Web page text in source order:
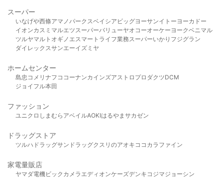
スーパー
いなげや西條アマノパークスベイシア ビッグヨーサンイトーヨーカドー
イオンカスミ マルエツスーパーバリューヤオコーオーケー ヨークベニマル
ツルヤマルト オギノ エスマート ライフ業務スーパーいかり フジグラン
ダイレックスサンエーイズミヤ
ホームセンター
島忠 コメリ ナフコ コーナンカインズアストロプロダクツDCM
ジョイフル本田
ファッション
ユニクロ しまむら アベイルAOKIはるやま サカゼン
ドラッグストア
ツルハドラッグサンドラッグクスリのアオキ ココカラファイン
家電量販店
ヤマダ電機ビックカメラ エディオンケーズデンキ コジマジョーシン